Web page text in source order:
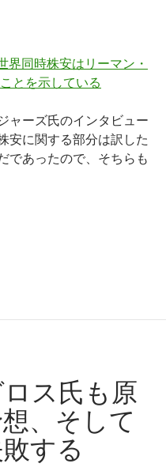
界同時株安はリーマン・
とを示している
ャーズ氏のインタビュー
安に関する部分は訳した
であったので、そちらも
世界同時株安でもドルは上
ス氏も原
、そして
する